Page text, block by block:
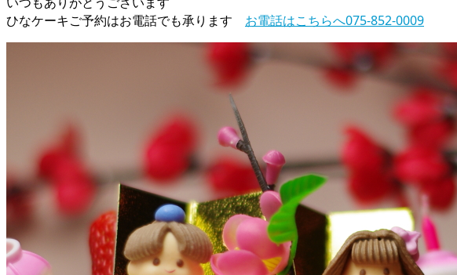
ひなケーキご予約はお電話でも承ります お電話はこちらへ075-852-0009